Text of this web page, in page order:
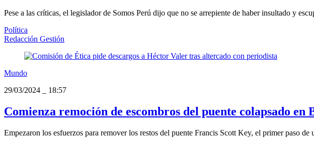
Pese a las críticas, el legislador de Somos Perú dijo que no se arrepiente de haber insultado y
Política
Redacción Gestión
Mundo
29/03/2024
18:57
Comienza remoción de escombros del puente colapsado en
Empezaron los esfuerzos para remover los restos del puente Francis Scott Key, el primer paso